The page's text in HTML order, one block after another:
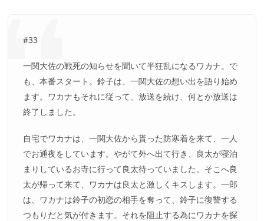
#33
一関大佐の戦死の知らせを聞いて半狂乱になるワカナ。で
も、本番スタート。鈴子は、一関大佐の想い出を語り始め
ます。ワカナもそれに従って、放送を続け、何とか放送は
終了しました。
自宅でワカナは、一関大佐から貰った防寒着を来て、一人
でお通夜をしています。やがて外へ出て行き、良太が寝泊
まりしているお寺に行って良太待っていました。そこへ良
太が帰って来て、ワカナは良太と激しくキスします。一郎
は、ワカナは鈴子の初恋の相手を奪って、鈴子に復讐する
つもりだと気が付きます。それを阻止する為にワカナを探